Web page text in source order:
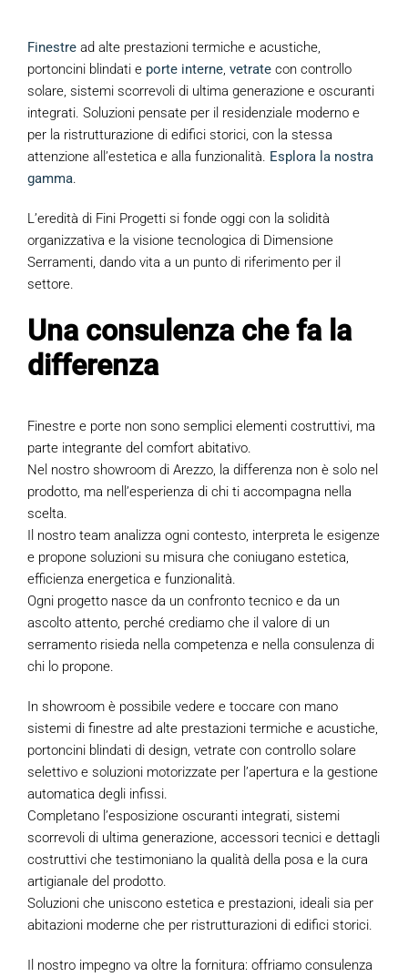
Finestread alte prestazioni termiche e acustiche,
portoncini blindati e porte interne, vetratecon controllo
solare, sistemi scorrevoli di ultima generazione e oscuranti
integrati. Soluzioni pensate per il residenziale moderno e
per la ristrutturazione di edifici storici, con la stessa
attenzione all’estetica e alla funzionalità. Esplora la nostra
gamma.
L’eredità di Fini Progetti si fonde oggi con la solidità
organizzativa e la visione tecnologica di Dimensione
Serramenti, dando vita a un punto di riferimento per il
settore.
Una consulenza che fa la
differenza
Finestre e porte non sono semplici elementi costruttivi, ma
parte integrante del comfort abitativo.
Nel nostro showroom di Arezzo, la differenza non è solo nel
prodotto, ma nell’esperienza di chi ti accompagna nella
scelta.
Il nostro team analizza ogni contesto, interpreta le esigenze
e propone soluzioni su misura che coniugano estetica,
efficienza energetica e funzionalità.
Ogni progetto nasce da un confronto tecnico e da un
ascolto attento, perché crediamo che il valore di un
serramento risieda nella competenza e nella consulenza di
chi lo propone.
In showroom è possibile vedere e toccare con mano
sistemi di finestre ad alte prestazioni termiche e acustiche,
portoncini blindati di design, vetrate con controllo solare
selettivo e soluzioni motorizzate per l’apertura e la gestione
automatica degli infissi.
Completano l’esposizione oscuranti integrati, sistemi
scorrevoli di ultima generazione, accessori tecnici e dettagli
costruttivi che testimoniano la qualità della posa e la cura
artigianale del prodotto.
Soluzioni che uniscono estetica e prestazioni, ideali sia per
abitazioni moderne che per ristrutturazioni di edifici storici.
Il nostro impegno va oltre la fornitura: offriamo consulenza